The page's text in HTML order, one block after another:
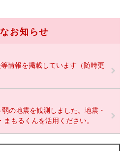
お知らせ
情報を掲載しています（随時更
の地震を観測しました。地震・
もるくんを活用ください。